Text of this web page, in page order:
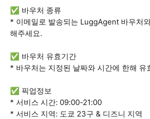
✅ 바우처 종류
* 이메일로 발송되는 LuggAgent 바우처
해주세요.
✅ 바우처 유효기간
* 바우처는 지정된 날짜와 시간에 한해 유
✅ 픽업정보
* 서비스 시간: 09:00-21:00
* 서비스 지역: 도쿄 23구 & 디즈니 지역